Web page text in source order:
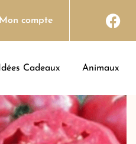
Mon compte
Idées Cadeaux Animaux